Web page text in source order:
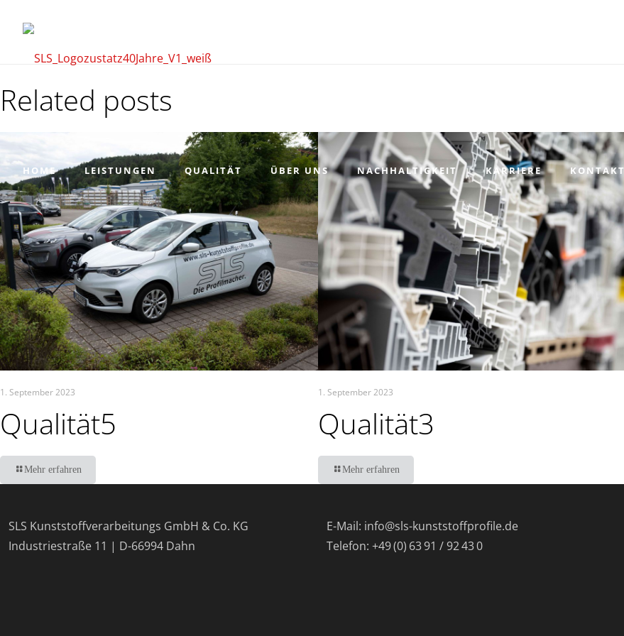
HOME LEISTUNGEN QUALITÄT ÜBER UNS NACHHALTIGKEIT KARRIERE KONTAKT
Related posts
1. September 2023
Qualität5
Mehr erfahren
1. September 2023
Qualität3
Mehr erfahren
SLS Kunststoffverarbeitungs GmbH & Co. KG
Industriestraße 11 | D-66994 Dahn
E-Mail: info@sls-kunststoffprofile.de
Telefon: +49 (0) 63 91 / 92 43 0